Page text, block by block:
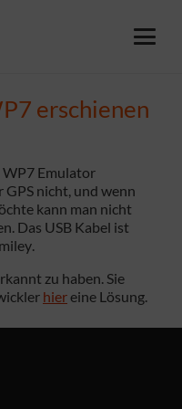
erschienen
Emulator
nicht, und wenn
kann man nicht
Das USB Kabel ist
.
zu haben. Sie
hier eine Lösung.